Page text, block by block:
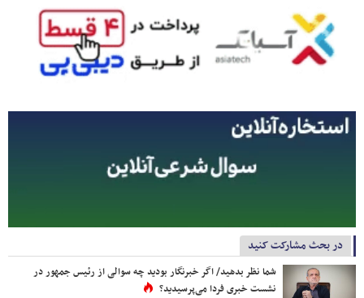
در بحث مشارکت کنید
شما نظر بدهید/ اگر خبرنگار بودید چه سوالی از رئیس جمهور در
نشست خبری فردا می‌پرسیدید؟